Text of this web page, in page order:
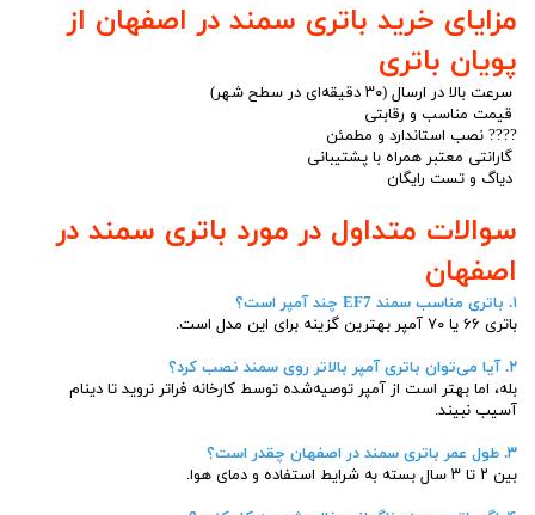
مزایای خرید باتری سمند در اصفهان از
پویان باتری
سرعت بالا در ارسال (۳۰ دقیقه‌ای در سطح شهر)
قیمت مناسب و رقابتی
???? نصب استاندارد و مطمئن
گارانتی معتبر همراه با پشتیبانی
دیاگ و تست رایگان
سوالات متداول در مورد باتری سمند در
اصفهان
۱. باتری مناسب سمند EF7 چند آمپر است؟
باتری ۶۶ یا ۷۰ آمپر بهترین گزینه برای این مدل است.
۲. آیا می‌توان باتری آمپر بالاتر روی سمند نصب کرد؟
بله، اما بهتر است از آمپر توصیه‌شده توسط کارخانه فراتر نروید تا دینام
آسیب نبیند.
۳. طول عمر باتری سمند در اصفهان چقدر است؟
بین ۲ تا ۳ سال بسته به شرایط استفاده و دمای هوا.